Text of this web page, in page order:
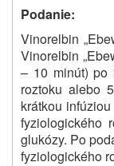
Podanie:
Vinorelbin
Vinorelbin
– 10 minút) po
roztoku alebo
krátkou
fyziologického
glukózy. Po
fyziologického